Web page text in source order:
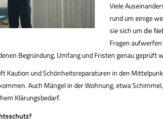
Viele
rund um einige
sie sich um die
Fragen
Begründung, Umfang und Fristen genau geprüft
Kaution und Schönheitsreparaturen in den
Auch Mängel in der Wohnung, etwa
Klärungsbedarf.